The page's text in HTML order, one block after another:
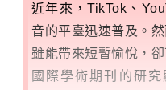
近年來，TikTok、
音的平臺迅速普及。
雖能帶來短暫愉悅，
國際學術期刊的研